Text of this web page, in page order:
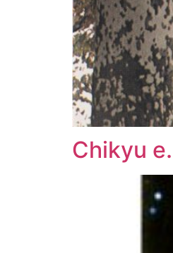
Chikyu